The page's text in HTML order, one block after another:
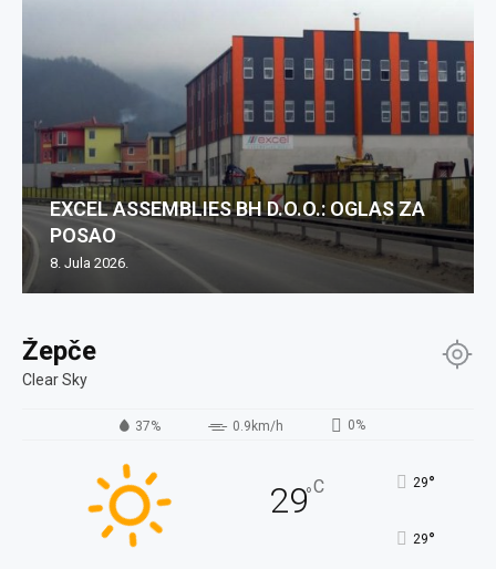
Žepče
Clear Sky
37% 0.9km/h 0%
29°C 29°
29°
EXCEL ASSEMBLIES BH D.O.O.: OGLAS ZA
POSAO
8. Jula 2026.